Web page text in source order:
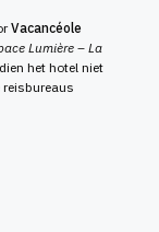
Vacancéole
Lumière – La
het hotel niet